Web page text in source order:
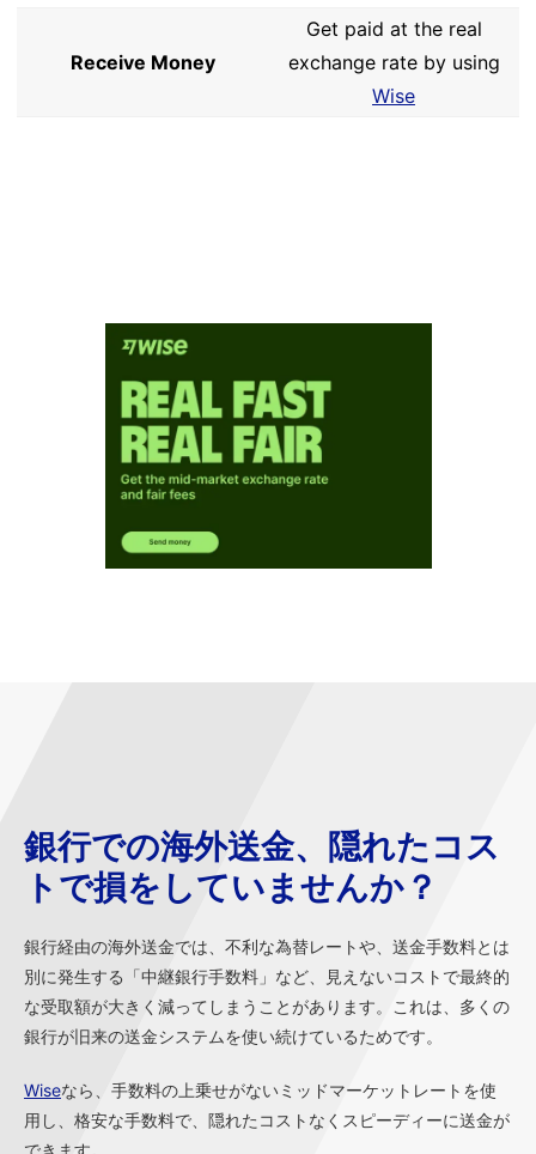
Receive Money
Get paid at the real
exchange rate by using
Wise
銀行での海外送金、隠れたコス
トで損をしていませんか？
銀行経由の海外送金では、不利な為替レートや、送金手数料とは
別に発生する「中継銀行手数料」など、見えないコストで最終的
な受取額が大きく減ってしまうことがあります。これは、多くの
銀行が旧来の送金システムを使い続けているためです。
Wiseなら、手数料の上乗せがないミッドマーケットレートを使
用し、格安な手数料で、隠れたコストなくスピーディーに送金が
できます。